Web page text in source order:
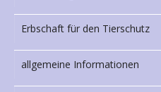
Erbschaft für den Tierschutz
allgemeine Informationen